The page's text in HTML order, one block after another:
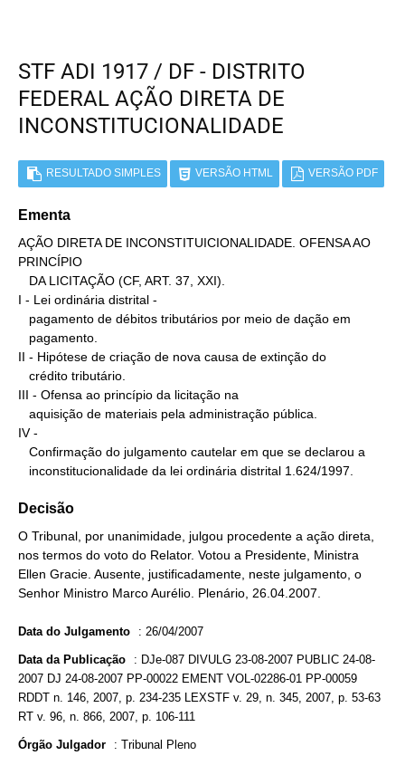
STF ADI 1917 / DF - DISTRITO
FEDERAL AÇÃO DIRETA DE
INCONSTITUCIONALIDADE
RESULTADO SIMPLES VERSÃO HTML VERSÃO PDF
Ementa
AÇÃO DIRETA DE INCONSTITUICIONALIDADE. OFENSA AO
PRINCÍPIO
I - Lei ordinária distrital -
II - Hipótese de criação de nova causa de extinção do
III - Ofensa ao princípio da licitação na
IV -
   inconstitucionalidade da lei ordinária distrital 1.624/1997.
Decisão
O Tribunal, por unanimidade, julgou procedente a ação direta,
nos termos do voto do Relator. Votou a Presidente, Ministra
Ellen Gracie. Ausente, justificadamente, neste julgamento, o
Senhor Ministro Marco Aurélio. Plenário, 26.04.2007.
Data do Julgamento : 26/04/2007
Data da Publicação : DJe-087 DIVULG 23-08-2007 PUBLIC 24-08-
2007 DJ 24-08-2007 PP-00022 EMENT VOL-02286-01 PP-00059
RDDT n. 146, 2007, p. 234-235 LEXSTF v. 29, n. 345, 2007, p. 53-63
RT v. 96, n. 866, 2007, p. 106-111
Órgão Julgador : Tribunal Pleno